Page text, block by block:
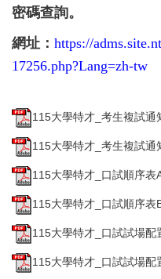
密碼查詢。
網址： https://
17256.php?Lang=zh-tw
115大學特才_考生複試
115大學特才_考生複試
115大學特才_口試順序
115大學特才_口試順序
115大學特才_口試試場配
115大學特才_口試試場配